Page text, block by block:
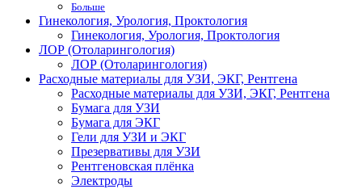
Больше
Гинекология, Урология, Проктология
Гинекология, Урология, Проктология
ЛОР (Отоларингология)
ЛОР (Отоларингология)
Расходные материалы для УЗИ, ЭКГ, Рентгена
Расходные материалы для УЗИ, ЭКГ, Рентгена
Бумага для УЗИ
Бумага для ЭКГ
Гели для УЗИ и ЭКГ
Презервативы для УЗИ
Рентгеновская плёнка
Электроды